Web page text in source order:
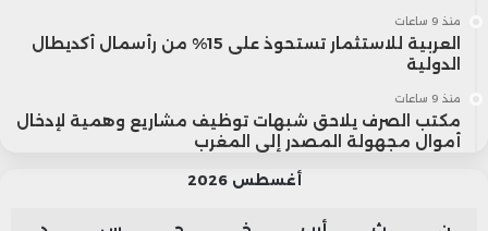
منذ 9 ساعات
العربية للاستثمار تستحوذ على 15% من رأسمال أكديطال
الدولية
منذ 9 ساعات
مكتب الصرف يلاحق شبهات توظيف مشاريع وهمية لإدخال
أموال مجهولة المصدر إلى المغرب
أغسطس 2026